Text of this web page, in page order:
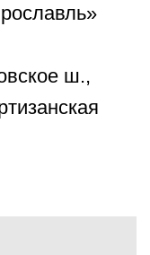
ш.,